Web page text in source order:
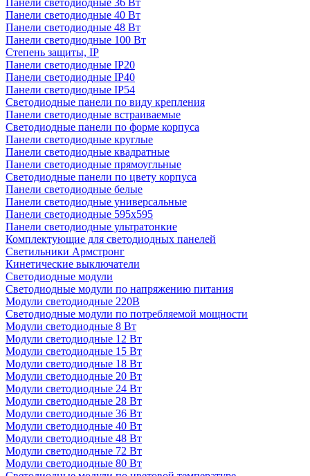
Панели светодиодные 36 Вт
Панели светодиодные 40 Вт
Панели светодиодные 48 Вт
Панели светодиодные 100 Вт
Степень защиты, IP
Панели светодиодные IP20
Панели светодиодные IP40
Панели светодиодные IP54
Светодиодные панели по виду крепления
Панели светодиодные встраиваемые
Светодиодные панели по форме корпуса
Панели светодиодные круглые
Панели светодиодные квадратные
Панели светодиодные прямоугльные
Светодиодные панели по цвету корпуса
Панели светодиодные белые
Панели светодиодные универсальные
Панели светодиодные 595х595
Панели светодиодные ультратонкие
Комплектующие для светодиодных панелей
Светильники Армстронг
Кинетические выключатели
Светодиодные модули
Светодиодные модули по напряжению питания
Модули светодиодные 220В
Светодиодные модули по потребляемой мощности
Модули светодиодные 8 Вт
Модули светодиодные 12 Вт
Модули светодиодные 15 Вт
Модули светодиодные 18 Вт
Модули светодиодные 20 Вт
Модули светодиодные 24 Вт
Модули светодиодные 28 Вт
Модули светодиодные 36 Вт
Модули светодиодные 40 Вт
Модули светодиодные 48 Вт
Модули светодиодные 72 Вт
Модули светодиодные 80 Вт